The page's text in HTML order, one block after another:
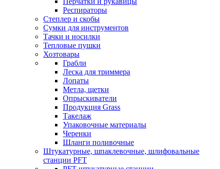
Респираторы
Степлер и скобы
Сумки для инструментов
Тачки и носилки
Тепловые пушки
Хозтовары
Грабли
Леска для триммера
Лопаты
Метла, щетки
Опрыскиватели
Продукция Grass
Такелаж
Упаковочные материалы
Черенки
Шланги поливочные
Штукатурные, шпаклевочные, шлифовальные
станции PFT